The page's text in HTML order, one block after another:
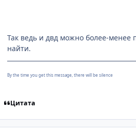
Так ведь и двд можно более-менее
найти.
By the time you get this message, there will be silence
Цитата